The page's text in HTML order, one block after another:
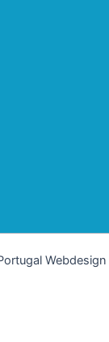
Webdesign